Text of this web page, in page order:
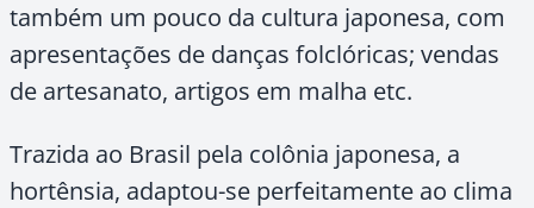
também um pouco da cultura japonesa, com
apresentações de danças folclóricas; vendas
de artesanato, artigos em malha etc.
Trazida ao Brasil pela colônia japonesa, a
hortênsia, adaptou-se perfeitamente ao clima